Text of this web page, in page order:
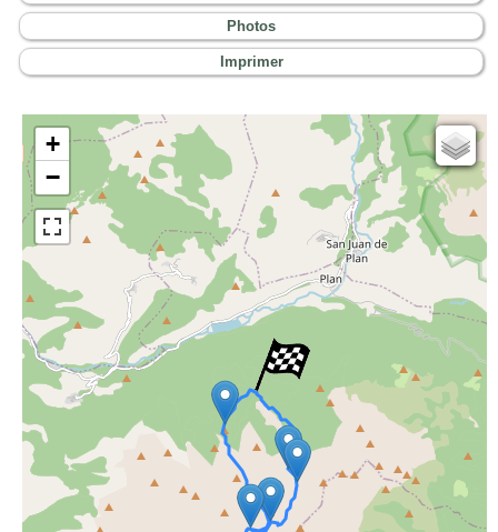
Photos
Imprimer
+
−
Cartes IGN
Open Topo Map
Open Street Map
ESRI Word Imagery